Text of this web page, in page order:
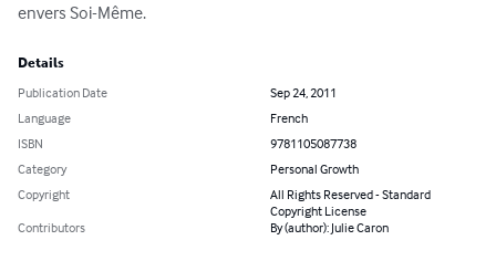
envers Soi-Même.
Details
Publication Date
Sep 24, 2011
Language
French
ISBN
9781105087738
Category
Personal Growth
Copyright
All Rights Reserved - Standard
Copyright License
Contributors
By (author): Julie Caron